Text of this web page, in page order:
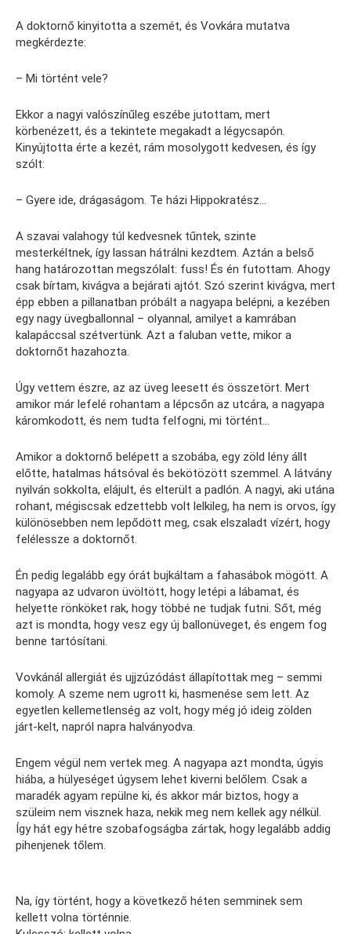
A doktornő kinyitotta a szemét, és Vovkára mutatva
megkérdezte:
– Mi történt vele?
Ekkor a nagyi valószínűleg eszébe jutottam, mert
körbenézett, és a tekintete megakadt a légycsapón.
Kinyújtotta érte a kezét, rám mosolygott kedvesen, és így
szólt:
– Gyere ide, drágaságom. Te házi Hippokratész…
A szavai valahogy túl kedvesnek tűntek, szinte
mesterkéltnek, így lassan hátrálni kezdtem. Aztán a belső
hang határozottan megszólalt: fuss! És én futottam. Ahogy
csak bírtam, kivágva a bejárati ajtót. Szó szerint kivágva, mert
épp ebben a pillanatban próbált a nagyapa belépni, a kezében
egy nagy üvegballonnal – olyannal, amilyet a kamrában
kalapáccsal szétvertünk. Azt a faluban vette, mikor a
doktornőt hazahozta.
Úgy vettem észre, az az üveg leesett és összetört. Mert
amikor már lefelé rohantam a lépcsőn az utcára, a nagyapa
káromkodott, és nem tudta felfogni, mi történt…
Amikor a doktornő belépett a szobába, egy zöld lény állt
előtte, hatalmas hátsóval és bekötözött szemmel. A látvány
nyilván sokkolta, elájult, és elterült a padlón. A nagyi, aki utána
rohant, mégiscsak edzettebb volt lelkileg, ha nem is orvos, így
különösebben nem lepődött meg, csak elszaladt vízért, hogy
felélessze a doktornőt.
Én pedig legalább egy órát bujkáltam a fahasábok mögött. A
nagyapa az udvaron üvöltött, hogy letépi a lábamat, és
helyette rönköket rak, hogy többé ne tudjak futni. Sőt, még
azt is mondta, hogy vesz egy új ballonüveget, és engem fog
benne tartósítani.
Vovkánál allergiát és ujjzúzódást állapítottak meg – semmi
komoly. A szeme nem ugrott ki, hasmenése sem lett. Az
egyetlen kellemetlenség az volt, hogy még jó ideig zölden
járt-kelt, napról napra halványodva.
Engem végül nem vertek meg. A nagyapa azt mondta, úgyis
hiába, a hülyeséget úgysem lehet kiverni belőlem. Csak a
maradék agyam repülne ki, és akkor már biztos, hogy a
szüleim nem visznek haza, nekik meg nem kellek agy nélkül.
Így hát egy hétre szobafogságba zártak, hogy legalább addig
pihenjenek tőlem.
Na, így történt, hogy a következő héten semminek sem
kellett volna történnie.